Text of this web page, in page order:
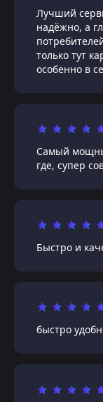
Лучший
надёжно, а
только тут
особенно в
Самый
где, супер
Быстро и
быстро